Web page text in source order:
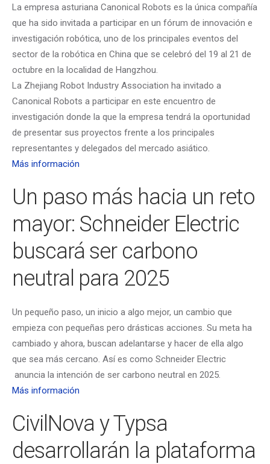
La empresa asturiana Canonical Robots es la única compañía
que ha sido invitada a participar en un fórum de innovación e
investigación robótica, uno de los principales eventos del
sector de la robótica en China que se celebró del 19 al 21 de
octubre en la localidad de Hangzhou.
La Zhejiang Robot Industry Association ha invitado a
Canonical Robots a participar en este encuentro de
investigación donde la que la empresa tendrá la oportunidad
de presentar sus proyectos frente a los principales
representantes y delegados del mercado asiático.
Más información
Un paso más hacia un reto
mayor: Schneider Electric
buscará ser carbono
neutral para 2025
Un pequeño paso, un inicio a algo mejor, un cambio que
empieza con pequeñas pero drásticas acciones. Su meta ha
cambiado y ahora, buscan adelantarse y hacer de ella algo
que sea más cercano. Así es como Schneider Electric
anuncia la intención de ser carbono neutral en 2025.
Más información
CivilNova y Typsa
desarrollarán la plataforma